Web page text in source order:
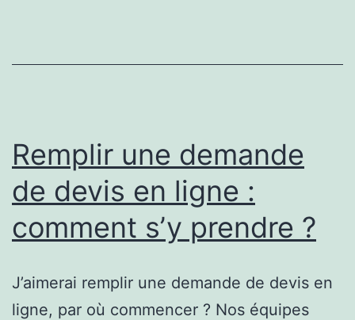
de
Remplir une demande
de devis en ligne :
comment s’y prendre ?
J’aimerai remplir une demande de devis en
ligne, par où commencer ? Nos équipes